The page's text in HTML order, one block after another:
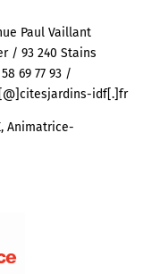
Paul Vaillant
/ 93 240 Stains
69 77 93 /
idf[.]fr
Animatrice-